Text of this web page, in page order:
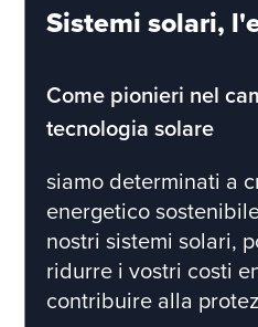
Sistemi solari,
Come pionieri nel
tecnologia solare
siamo determinati a
energetico
nostri sistemi solari,
ridurre i vostri costi
contribuire alla